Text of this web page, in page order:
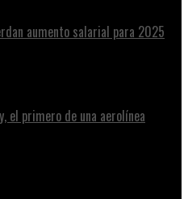
aumento salarial para 2025
el primero de una aerolínea